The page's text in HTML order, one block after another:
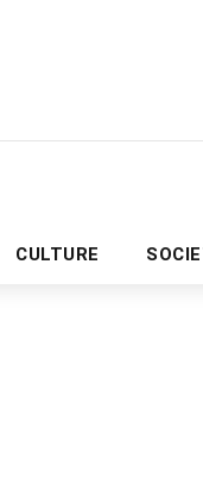
CULTURE